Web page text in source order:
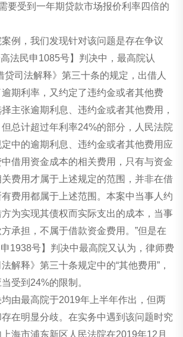
要受到一年期贷款市场报价利率四倍的
，我们发现针对该问题是存在争议
法民申1085号】判决中，最高院认
贷司法解释》第三十条的规定，出借人
期利率，又约定了违约金或者其他费
主张逾期利息、违约金或者其他费用，
总计超过年利率24%的部分，人民法院
中的逾期利息、违约金或者其他费用应
借用资金成本的相关费用，只有与资金
费用才属于上述规定的范围，并非在借
费用都属于上述范围。本案中当事人约
为实现其债权而实际支出的成本，当事
承担，不属于借款资金费用。”但是在
申1938号】判决中最高院又认为，律师费
解释》第三十条规定中的“其他费用”，
受到24%的限制。
最高院于2019年上半年作出，但两
在明显分歧。在实务中遇到该问题时究
海市浦东新区人民法院在2019年12月